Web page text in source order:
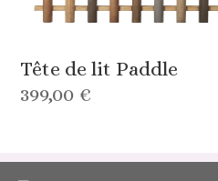
Tête de lit Paddle
399,00 €